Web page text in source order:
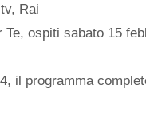
, Rai
Te, ospiti sabato 15
il programma